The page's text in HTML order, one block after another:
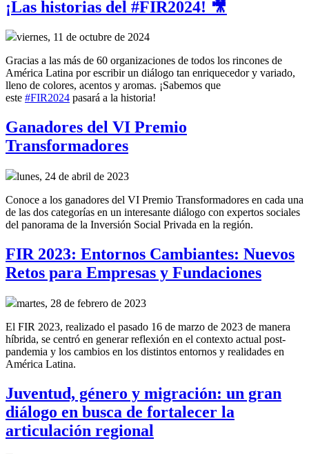
¡Las historias del #FIR2024! 🎥
viernes, 11 de octubre de 2024
Gracias a las más de 60 organizaciones de todos los rincones de
América Latina por escribir un diálogo tan enriquecedor y variado,
lleno de colores, acentos y aromas. ¡Sabemos que
este #FIR2024 pasará a la historia!
Ganadores del VI Premio
Transformadores
lunes, 24 de abril de 2023
Conoce a los ganadores del VI Premio Transformadores en cada una
de las dos categorías en un interesante diálogo con expertos sociales
del panorama de la Inversión Social Privada en la región.
FIR 2023: Entornos Cambiantes: Nuevos
Retos para Empresas y Fundaciones
martes, 28 de febrero de 2023
El FIR 2023, realizado el pasado 16 de marzo de 2023 de manera
híbrida, se centró en generar reflexión en el contexto actual post-
pandemia y los cambios en los distintos entornos y realidades en
América Latina.
Juventud, género y migración: un gran
diálogo en busca de fortalecer la
articulación regional